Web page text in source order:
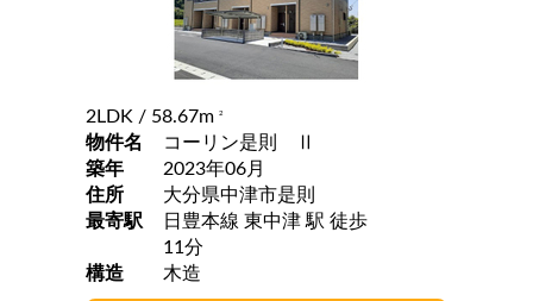
2LDK / 58.67m 2
物件名
コーリン是則 Ⅱ
築年
2023年06月
住所
大分県中津市是則
最寄駅
日豊本線 東中津 駅 徒歩
11分
構造
木造